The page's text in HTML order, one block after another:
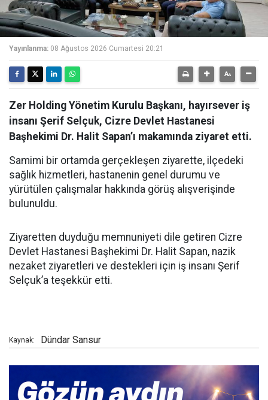
Yayınlanma: 08 Ağustos 2026 Cumartesi 20:21
Zer Holding Yönetim Kurulu Başkanı, hayırsever iş
insanı Şerif Selçuk, Cizre Devlet Hastanesi
Başhekimi Dr. Halit Sapan’ı makamında ziyaret etti.
Samimi bir ortamda gerçekleşen ziyarette, ilçedeki
sağlık hizmetleri, hastanenin genel durumu ve
yürütülen çalışmalar hakkında görüş alışverişinde
bulunuldu.
Ziyaretten duyduğu memnuniyeti dile getiren Cizre
Devlet Hastanesi Başhekimi Dr. Halit Sapan, nazik
nezaket ziyaretleri ve destekleri için iş insanı Şerif
Selçuk’a teşekkür etti.
Kaynak: Dündar Sansur